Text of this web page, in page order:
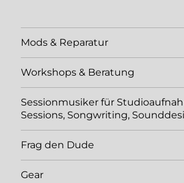
Mods & Reparatur
Workshops & Beratung
Sessionmusiker für
Sessions, Songwriting,
Frag den Dude
Gear